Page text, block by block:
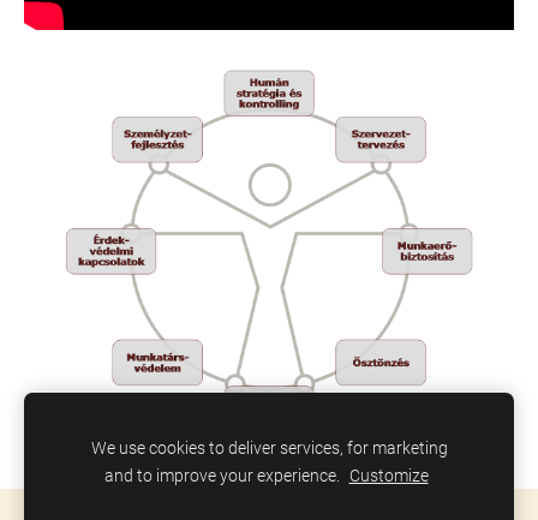
We use cookies to deliver services, for marketing
and to improve your experience. Customize